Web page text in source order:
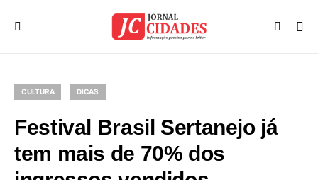
CULTURA DICAS
Festival Brasil Sertanejo já
tem mais de 70% dos